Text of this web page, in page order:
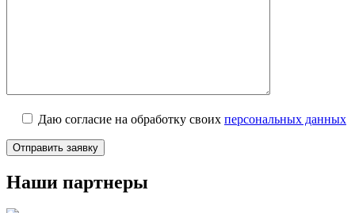
Даю согласие на обработку своих персональных данных
Наши партнеры